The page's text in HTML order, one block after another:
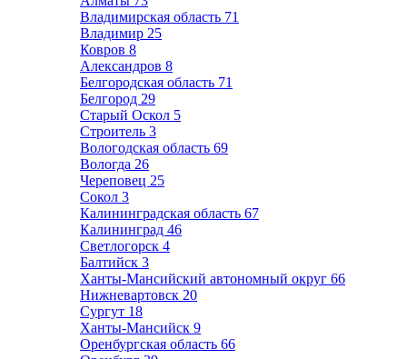
Владимирская область 71
Владимир 25
Ковров 8
Александров 8
Белгородская область 71
Белгород 29
Старый Оскол 5
Строитель 3
Вологодская область 69
Вологда 26
Череповец 25
Сокол 3
Калининградская область 67
Калининград 46
Светлогорск 4
Балтийск 3
Ханты-Мансийский автономный округ 66
Нижневартовск 20
Сургут 18
Ханты-Мансийск 9
Оренбургская область 66